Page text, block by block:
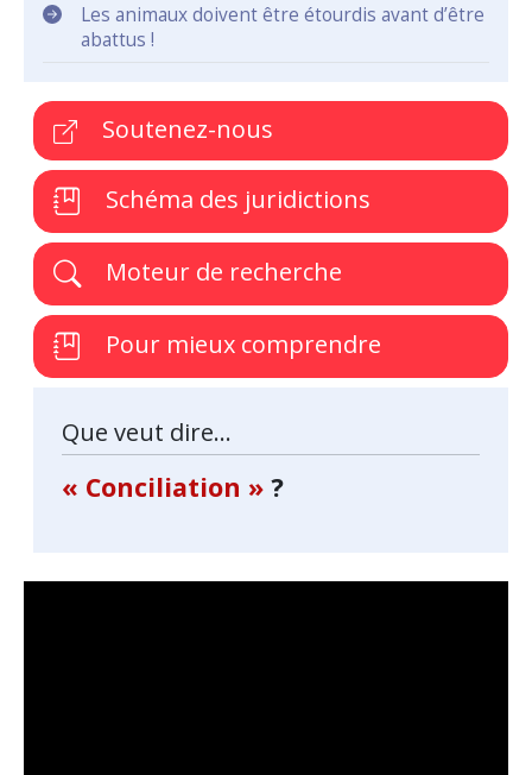
Les animaux doivent être étourdis avant d’être
abattus !
Soutenez-nous
Schéma des juridictions
Moteur de recherche
Pour mieux comprendre
Que veut dire...
« Conciliation » ?